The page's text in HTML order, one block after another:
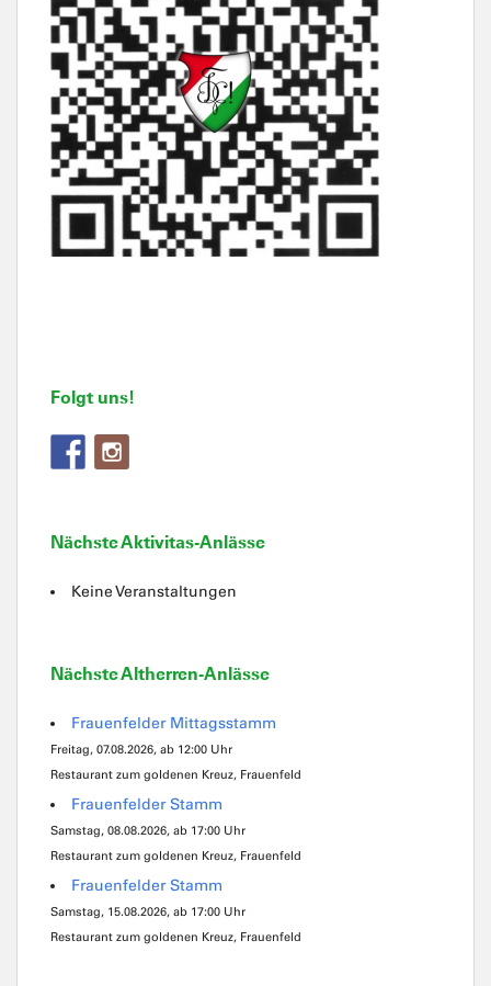
Folgt uns!
Nächste Aktivitas-Anlässe
Keine Veranstaltungen
Nächste Altherren-Anlässe
Frauenfelder Mittagsstamm
Freitag, 07.08.2026, ab 12:00 Uhr
Restaurant zum goldenen Kreuz, Frauenfeld
Frauenfelder Stamm
Samstag, 08.08.2026, ab 17:00 Uhr
Restaurant zum goldenen Kreuz, Frauenfeld
Frauenfelder Stamm
Samstag, 15.08.2026, ab 17:00 Uhr
Restaurant zum goldenen Kreuz, Frauenfeld